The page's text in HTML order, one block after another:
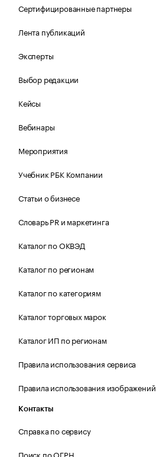
Сертифицированные партнеры
Лента публикаций
Эксперты
Выбор редакции
Кейсы
Вебинары
Мероприятия
Учебник РБК Компании
Статьи о бизнесе
Словарь PR и маркетинга
Каталог по ОКВЭД
Каталог по регионам
Каталог по категориям
Каталог торговых марок
Каталог ИП по регионам
Правила использования сервиса
Правила использования изображений
Контакты
Справка по сервису
Поиск по ОГРН